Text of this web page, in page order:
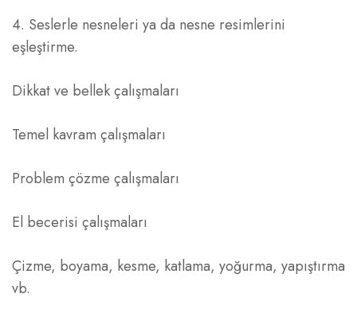
4. Seslerle nesneleri ya da nesne resimlerini
eşleştirme.
Dikkat ve bellek çalışmaları
Temel kavram çalışmaları
Problem çözme çalışmaları
El becerisi çalışmaları
Çizme, boyama, kesme, katlama, yoğurma, yapıştırma
vb.